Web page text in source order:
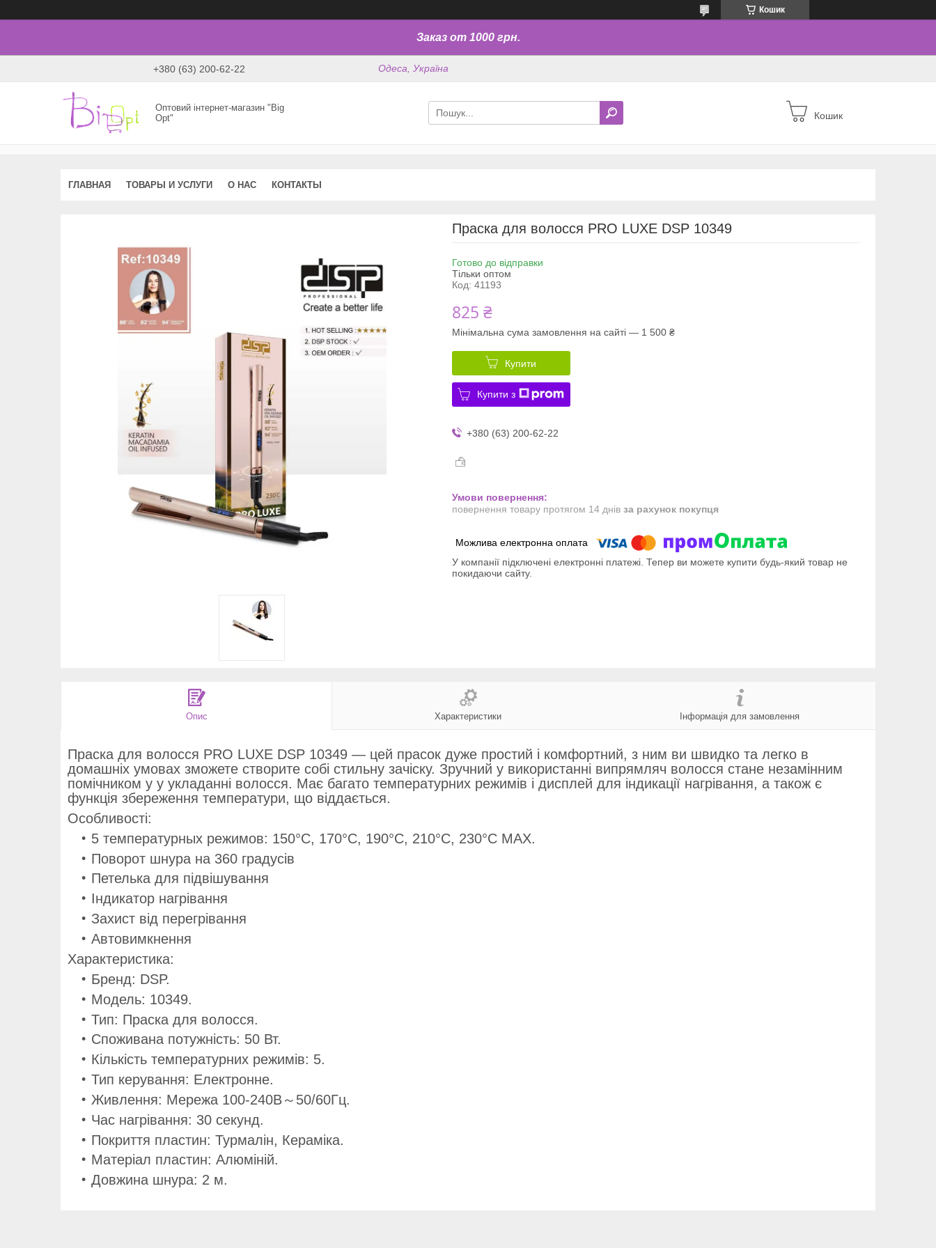
Кошик
Заказ от 1000 грн.
+380 (63) 200-62-22 Одеса, Україна
Оптовий інтернет-магазин "Big
Opt"
Кошик
ГЛАВНАЯ ТОВАРЫ И УСЛУГИ О НАС КОНТАКТЫ
Праска для волосся PRO LUXE DSP 10349
Готово до відправки
Тільки оптом
Код: 41193
825 ₴
Мінімальна сума замовлення на сайті — 1 500 ₴
Купити
Купити з
+380 (63) 200-62-22
повернення товару протягом 14 днів за рахунок покупця
У компанії підключені електронні платежі. Тепер ви можете купити будь-який товар не
покидаючи сайту.
Опис Характеристики Інформація для замовлення
Праска для волосся PRO LUXE DSP 10349 — цей прасок дуже простий і комфортний, з ним ви швидко та легко в
домашніх умовах зможете створите собі стильну зачіску. Зручний у використанні випрямляч волосся стане незамінним
помічником у у укладанні волосся. Має багато температурних режимів і дисплей для індикації нагрівання, а також є
функція збереження температури, що віддається.
Особливості:
5 температурных режимов: 150°C, 170°C, 190°C, 210°C, 230°C MAX.
Поворот шнура на 360 градусів
Петелька для підвішування
Індикатор нагрівання
Захист від перегрівання
Автовимкнення
Характеристика:
Бренд: DSP.
Модель: 10349.
Тип: Праска для волосся.
Споживана потужність: 50 Вт.
Кількість температурних режимів: 5.
Тип керування: Електронне.
Живлення: Мережа 100-240В～50/60Гц.
Час нагрівання: 30 секунд.
Покриття пластин: Турмалін, Кераміка.
Матеріал пластин: Алюміній.
Довжина шнура: 2 м.